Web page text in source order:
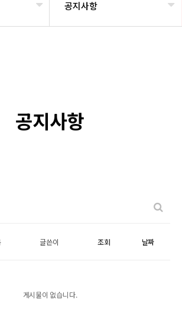
공지사항
공지사항
글쓴이 조회 날짜
게시물이 없습니다.